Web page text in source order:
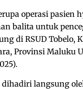
operasi pasien
balita untuk
di RSUD Tobelo,
Provinsi Maluku
dihadiri langsung